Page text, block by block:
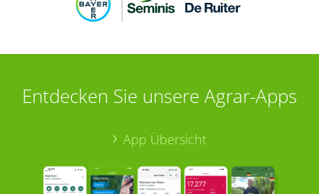
Entdecken Sie unsere Agrar-Apps
App Übersicht